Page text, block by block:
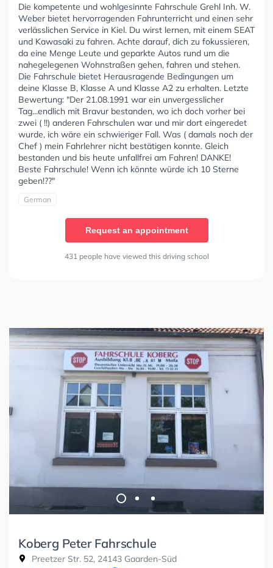
Die kompetente und wohlgesinnte Fahrschule Grehl Inh. W.
Weber bietet hervorragenden Fahrunterricht und einen sehr
verlässlichen Service in Kiel. Du wirst lernen, mit einem SEAT
und Kawasaki zu fahren. Achte darauf, dich zu fokussieren,
da eine Menge Leute und geparkte Autos rund um die
nahegelegenen Wohnstraßen gehen, fahren und stehen.
Die Fahrschule bietet Herausragende Bedingungen um
deine Klasse B, Klasse A und Klasse A2 zu erhalten. Letzte
Bewertung: "Der 21.08.1991 war ein unvergesslicher
Tag...endlich mit Bravur bestanden, wo ich doch vorher bei
zwei ( !!) anderen Fahrschulen war und mir dort eingeredet
wurde, ich wäre ein schwieriger Fall. Was ( damals noch der
Chef ) mein Fahrlehrer nicht bestätigen konnte. Gleich
bestanden und bis heute unfallfrei am Fahren! DANKE!
Beste Fahrschule! Wenn ich könnte würde ich 10 Sterne
geben!??"
German
Request an appointment
431 people have viewed this driving school
Koberg Peter Fahrschule
Preetzer Str. 52, 24143 Gaarden-Süd